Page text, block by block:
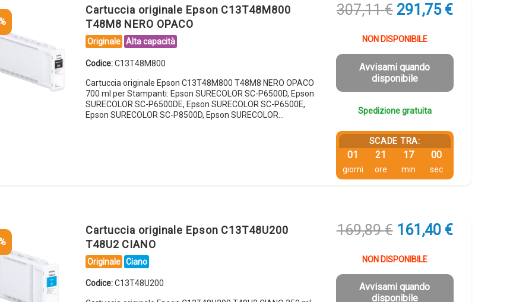
Cartuccia originale Epson C13T48M800
T48M8 NERO OPACO
Originale Alta capacità
Codice:C13T48M800
Cartuccia originale Epson C13T48M800 T48M8 NERO OPACO
700 ml per Stampanti: Epson SURECOLOR SC-P6500D, Epson
SURECOLOR SC-P6500DE, Epson SURECOLOR SC-P6500E,
Epson SURECOLOR SC-P8500D, Epson SURECOLOR…
307,11€ Il
originale
era:
307,11 €.
291,75 €Il
è:
NON DISPONIBILE
Avvisami quando
disponibile
Spedizione gratuita
SCADE TRA:
01
giorni
21
ore
16
min
59
sec
Cartuccia originale Epson C13T48U200
T48U2 CIANO
Originale Ciano
Codice:C13T48U200
169,89€ Il
originale
era:
169,89 €.
161,40 €Il
NON DISPONIBILE
Avvisami quando
disponibile